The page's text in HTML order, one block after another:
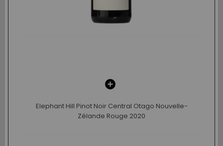
Elephant Hill Pinot Noir Central Otago Nouvelle-
Zélande Rouge 2020